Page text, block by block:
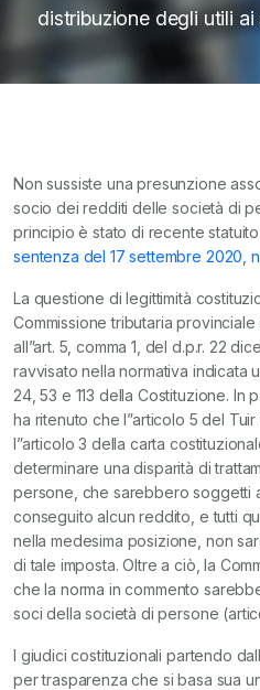
distribuzione degli utili ai
Non sussiste una presunzione
socio dei redditi delle società di
principio è stato di recente
sentenza del 17 settembre 2020,
La questione di legittimità
Commissione tributaria
all”art. 5, comma 1, del d.p.r. 22
ravvisato nella normativa indicata
24, 53 e 113 della Costituzione. In
ha ritenuto che l”articolo 5 del
l”articolo 3 della carta
determinare una disparità di
persone, che sarebbero soggetti
conseguito alcun reddito, e tutti
nella medesima posizione, non
di tale imposta. Oltre a ciò, la
che la norma in commento
soci della società di persone
I giudici costituzionali partendo
per trasparenza che si basa sua